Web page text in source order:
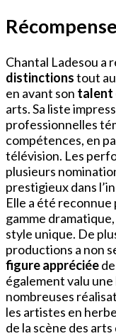
Chantal Ladesou a
distinctionstout
en avant son talent
arts. Sa liste
professionnelles
compétences, en
télévision. Les
plusieurs
prestigieux dans
Elle a été reconnue
gamme
style unique. De
productions a non
figure appréciée
également valu
nombreuses
les artistes en
de la scène des arts